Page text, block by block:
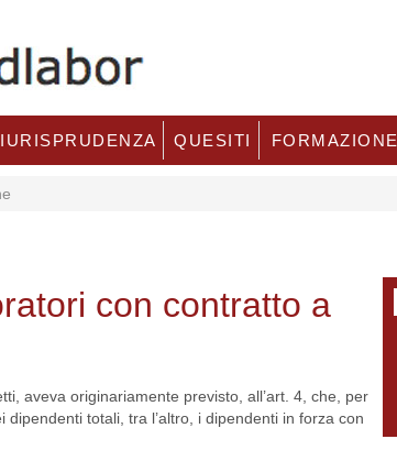
QUESITI FORMAZIONE
con contratto a
aveva originariamente previsto, all’art. 4, che, per
totali, tra l’altro, i dipendenti in forza con